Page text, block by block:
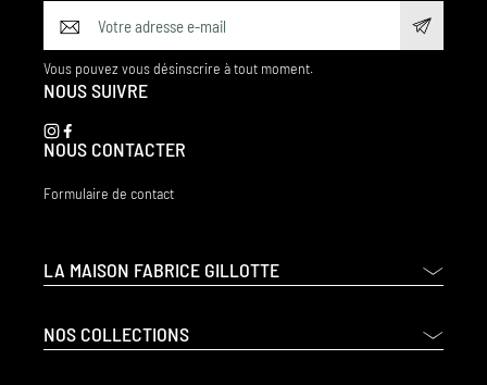
LA MAISON FABRICE GILLOTTE
NOS COLLECTIONS
Vous pouvez vous désinscrire à tout moment.
NOUS SUIVRE
NOUS CONTACTER
Formulaire de contact